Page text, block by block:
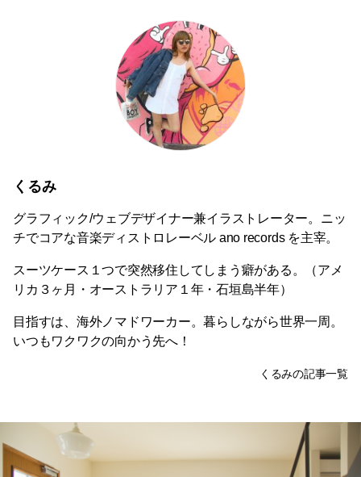
くるみ
グラフィック/ウェブデザイナー兼イラストレーター。ニッ
チでコアな音楽ディストロレーベル ano records を主宰。
スーツケース１つで突然移住してしまう癖がある。（アメ
リカ３ヶ月・オーストラリア１年・石垣島半年）
目指すは、海外ノマドワーカー。暮らしながら世界一周。
いつもワクワクの向かう先へ！
くるみの記事一覧